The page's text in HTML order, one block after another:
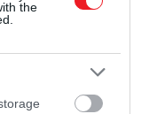
the
a
Creel
is előkerül.